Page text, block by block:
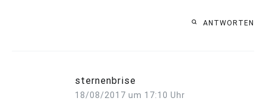
ANTWORTEN
sternenbrise
18/08/2017 um 17:10 Uhr